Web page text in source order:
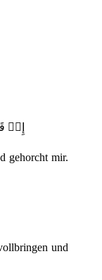
إِذۡ قَالَ لَهُمۡ
gehorcht mir.
und